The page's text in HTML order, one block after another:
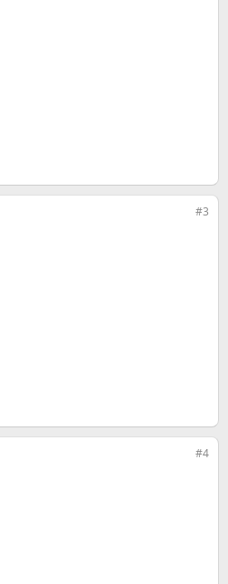
#3
#4